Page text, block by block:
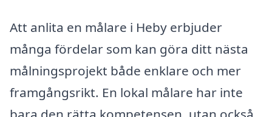
Att anlita en målare i Heby erbjuder
många fördelar som kan göra ditt nästa
målningsprojekt både enklare och mer
framgångsrikt. En lokal målare har inte